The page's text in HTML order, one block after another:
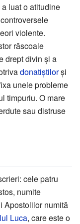
luat o atitudine
violente.
răscoale
drept divin și a
donatiştilorși
unele probleme
timpuriu. O mare
sau distruse
cele patru
numite
Apostolilor numită
Luca, care este o